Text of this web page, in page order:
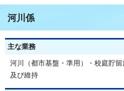
河川係
主な業務
河川（都市基盤・準用）・校庭貯
及び維持